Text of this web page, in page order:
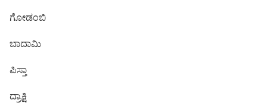
ಗೋಡಂಬಿ
ಬಾದಾಮಿ
ಪಿಸ್ತಾ
ದ್ರಾಕ್ಷಿ